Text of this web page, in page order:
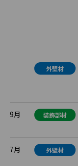
外壁材
9月 装飾部材
7月 外壁材